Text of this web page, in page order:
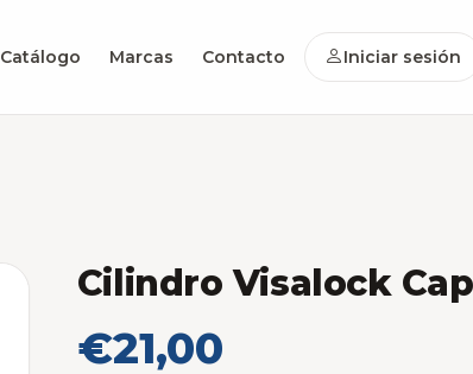
Catálogo Marcas Contacto Iniciar sesión
Cilindro Visalock
€21,00